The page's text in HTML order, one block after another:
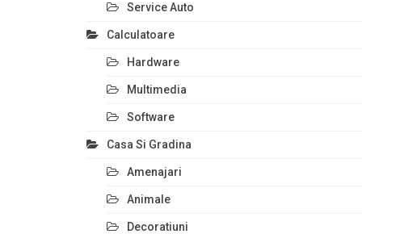
Service Auto
Calculatoare
Hardware
Multimedia
Software
Casa Si Gradina
Amenajari
Animale
Decoratiuni